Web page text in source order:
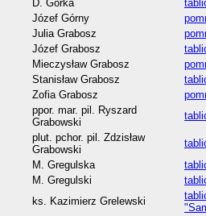
D. Górka
Józef Górny
Julia Grabosz
Józef Grabosz
Mieczysław Grabosz
Stanisław Grabosz
Zofia Grabosz
ppor. mar. pil. Ryszard
Grabowski
plut. pchor. pil. Zdzisław
Grabowski
M. Gregulska
M. Gregulski
ks. Kazimierz Grelewski